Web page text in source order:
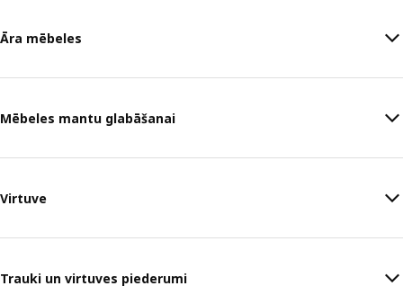
Āra mēbeles
Mēbeles mantu glabāšanai
Virtuve
Trauki un virtuves piederumi